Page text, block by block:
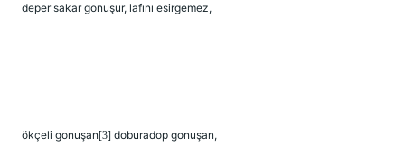
deper sakar gonuşur, lafını esirgemez,
ökçeli gonuşan[3] doburadop gonuşan,